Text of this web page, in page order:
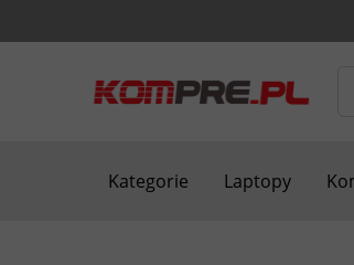
Kategorie Laptopy